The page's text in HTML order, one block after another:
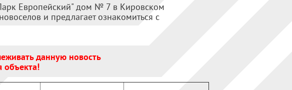
Европейский" дом № 7 в Кировском
и предлагает ознакомиться с
данную новость
объекта!